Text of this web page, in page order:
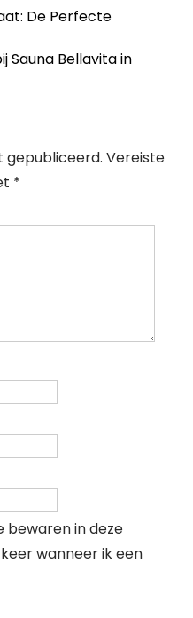
De Perfecte
Sauna Bellavita in
gepubliceerd. Vereiste
*
bewaren in deze
wanneer ik een